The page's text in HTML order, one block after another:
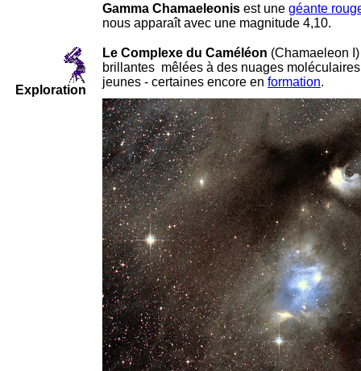
Gamma Chamaeleonis est une géante
nous apparaît avec une magnitude 4,10.
Exploration
Le Complexe du Caméléon (Chamaeleon
brillantes mêlées à des nuages
jeunes - certaines encore en formation.
-